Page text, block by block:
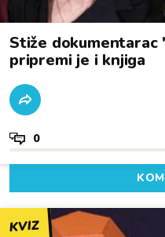
Stiže
pripremi je i knjiga
0
KVIZ